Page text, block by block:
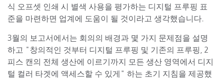
식 오프셋 인쇄 시 별색 사용을 평가하는 디지털 프루핑 표
준을 마련하면 업계에 도움이 될 것이라고 생각했습니다.
3월의 보고서에서는 회의의 배경과 몇 가지 문제점을 설명
하고 "창의적인 것부터 디지털 프루핑 및 기존의 프루핑, 2
피스 캔의 전체 생산에 이르기까지 모든 생산 영역에서 디지
털 컬러 타겟에 액세스할 수 있게" 하는 초기 지침을 제공했